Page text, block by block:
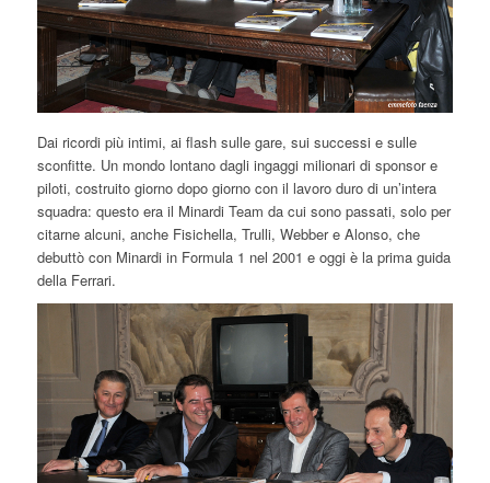
Dai ricordi più intimi, ai flash sulle gare, sui successi e sulle
sconfitte. Un mondo lontano dagli ingaggi milionari di sponsor e
piloti, costruito giorno dopo giorno con il lavoro duro di un’intera
squadra: questo era il Minardi Team da cui sono passati, solo per
citarne alcuni, anche Fisichella, Trulli, Webber e Alonso, che
debuttò con Minardi in Formula 1 nel 2001 e oggi è la prima guida
della Ferrari.